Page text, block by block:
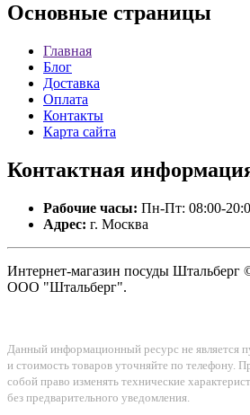
Основные страницы
Главная
Блог
Доставка
Оплата
Контакты
Карта сайта
Контактная
Рабочие часы: Пн-Пт: 08:00-
Адрес: г. Москва
Интернет-магазин посуды Штальберг
ООО "Штальберг".
Данный информационный ресурс не является
и стоимость товаров уточняйте по телефону.
собой право изменять технические
без предварительного уведомления.